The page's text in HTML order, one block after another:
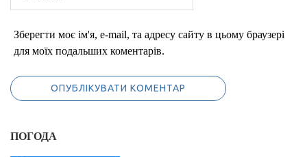
Зберегти моє ім'я, e-mail, та адресу сайту в цьому браузері
для моїх подальших коментарів.
ПОГОДА